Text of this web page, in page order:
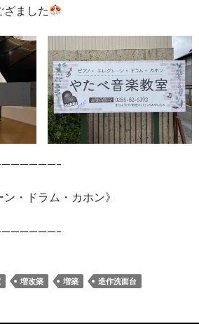
ざました
・ドラム・カホン》
増改築 増築 造作洗面台